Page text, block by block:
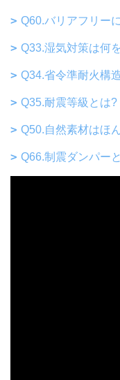
Q60.バリアフリー
Q33.湿気対策は何
Q34.省令準耐火構
Q35.耐震等級とは?
Q50.自然素材はほ
Q66.制震ダンパー